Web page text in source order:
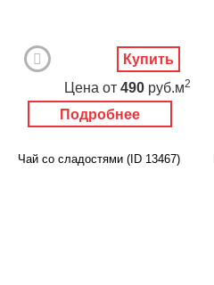
Подробнее
Цена от 490 руб.м2
Купить
Чай со сладостями (ID 13467)